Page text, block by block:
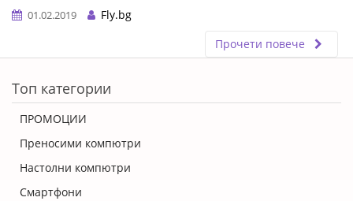
01.02.2019
Fly.bg
Прочети повече
Топ категории
ПРОМОЦИИ
Преносими компютри
Настолни компютри
Смартфони